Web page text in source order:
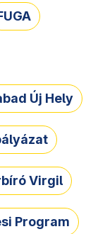
Új Hely
Virgil
Program